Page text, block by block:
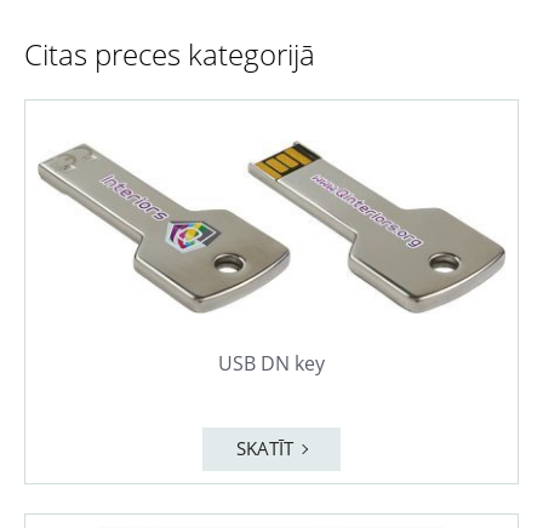
Citas preces kategorijā
USB DN key
SKATĪT